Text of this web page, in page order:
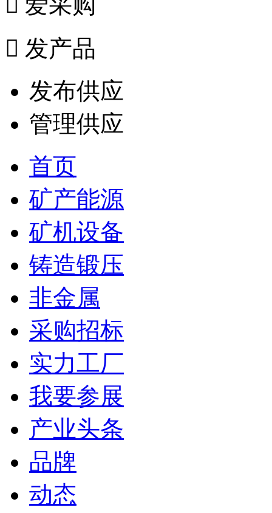
 发产品
发布供应
管理供应
首页
矿产能源
矿机设备
铸造锻压
非金属
采购招标
实力工厂
我要参展
产业头条
品牌
动态